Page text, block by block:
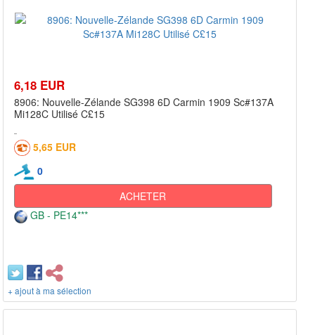
6,18 EUR
8906: Nouvelle-Zélande SG398 6D Carmin 1909 Sc#137A
Mi128C Utilisé C£15
5,65 EUR
0
ACHETER
GB - PE14***
+ ajout à ma sélection